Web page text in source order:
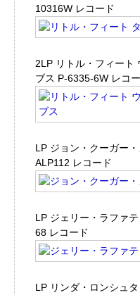
10316W レコード
2LP リトル・フィート
ブス P-6335-6W レコ
LP ジョン・クーガー
ALP112 レコード
LP ジェリー・ラファ
68 レコード
LP リンダ・ロンシュ